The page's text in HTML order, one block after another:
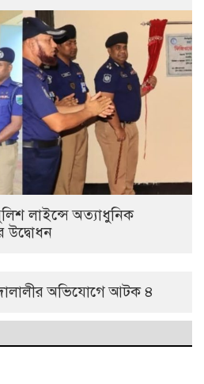
লাইন্সে অত্যাধুনিক
উদ্বোধন
অভিযোগে আটক ৪